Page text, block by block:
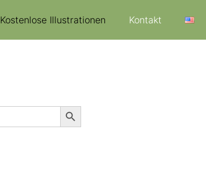
Kostenlose Illustrationen Kontakt
Search Button